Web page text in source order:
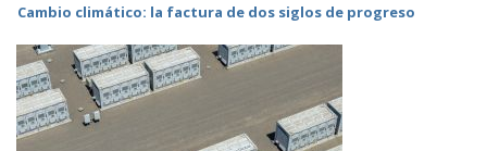
Cambio climático: la factura de dos siglos de progreso